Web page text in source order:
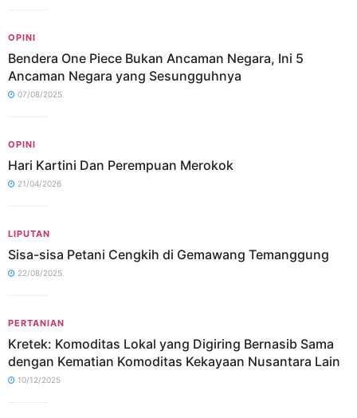
OPINI
Bendera One Piece Bukan Ancaman Negara, Ini 5
Ancaman Negara yang Sesungguhnya
07/08/2025
OPINI
Hari Kartini Dan Perempuan Merokok
21/04/2026
LIPUTAN
Sisa-sisa Petani Cengkih di Gemawang Temanggung
22/08/2025
PERTANIAN
Kretek: Komoditas Lokal yang Digiring Bernasib Sama
dengan Kematian Komoditas Kekayaan Nusantara Lain
10/12/2025